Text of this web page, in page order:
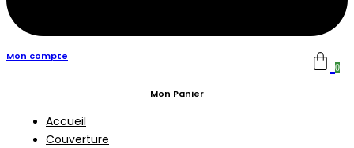
Mon compte
0
Mon Panier
Accueil
Couverture